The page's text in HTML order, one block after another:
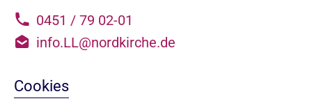
0451 / 79 02-01
info.LL@nordkirche.de
Cookies